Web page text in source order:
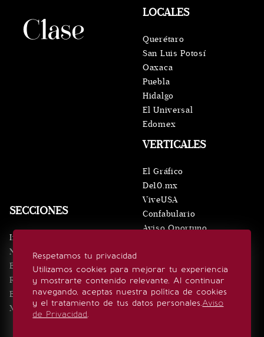
Respetamos tu privacidad
Utilizamos cookies para mejorar tu experiencia
y mostrarte contenido relevante. Al continuar
navegando, aceptas nuestra política de cookies
y el tratamiento de tus datos personales.Aviso
de Privacidad.
SECCIONES
Inicio
Noticias
Eventos
Realeza
Estilo de vida
Minuto x Minuto
VERTICALES
El Gráfico
De10.mx
ViveUSA
Confabulario
Aviso Oportuno
LOCALES
Querétaro
San Luis Potosí
Oaxaca
Puebla
Hidalgo
El Universal
Edomex
SÍGUENOS